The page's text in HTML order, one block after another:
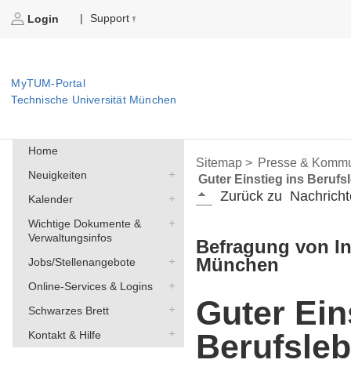
Login | Support
MyTUM-Portal
Technische Universität München
Home
Neuigkeiten
Kalender
Wichtige Dokumente &
Verwaltungsinfos
Jobs/Stellenangebote
Online-Services & Logins
Schwarzes Brett
Kontakt & Hilfe
Sitemap > Presse &
Guter Einstieg ins
Zurück zu
Befragung von
München
Guter